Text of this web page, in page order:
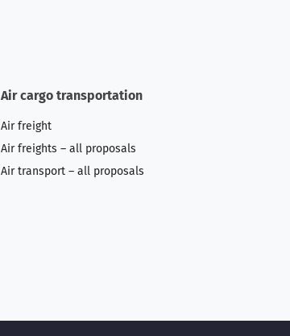
Air cargo transportation
Air freight
Air freights – all proposals
Air transport – all proposals